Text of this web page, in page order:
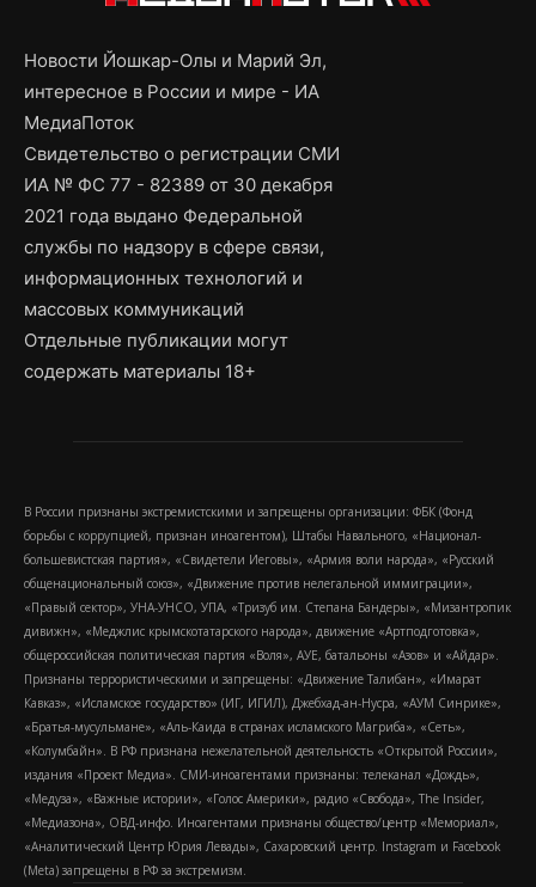
Новости Йошкар-Олы и Марий Эл,
интересное в России и мире - ИА
МедиаПоток
Свидетельство о регистрации СМИ
ИА № ФС 77 - 82389 от 30 декабря
2021 года выдано Федеральной
службы по надзору в сфере связи,
информационных технологий и
массовых коммуникаций
Отдельные публикации могут
содержать материалы 18+
В России признаны экстремистскими и запрещены организации: ФБК (Фонд
борьбы с коррупцией, признан иноагентом), Штабы Навального, «Национал-
большевистская партия», «Свидетели Иеговы», «Армия воли народа», «Русский
общенациональный союз», «Движение против нелегальной иммиграции»,
«Правый сектор», УНА-УНСО, УПА, «Тризуб им. Степана Бандеры», «Мизантропик
дивижн», «Меджлис крымскотатарского народа», движение «Артподготовка»,
общероссийская политическая партия «Воля», АУЕ, батальоны «Азов» и «Айдар».
Признаны террористическими и запрещены: «Движение Талибан», «Имарат
Кавказ», «Исламское государство» (ИГ, ИГИЛ), Джебхад-ан-Нусра, «АУМ Синрике»,
«Братья-мусульмане», «Аль-Каида в странах исламского Магриба», «Сеть»,
«Колумбайн». В РФ признана нежелательной деятельность «Открытой России»,
издания «Проект Медиа». СМИ-иноагентами признаны: телеканал «Дождь»,
«Медуза», «Важные истории», «Голос Америки», радио «Свобода», The Insider,
«Медиазона», ОВД-инфо. Иноагентами признаны общество/центр «Мемориал»,
«Аналитический Центр Юрия Левады», Сахаровский центр. Instagram и Facebook
(Metа) запрещены в РФ за экстремизм.